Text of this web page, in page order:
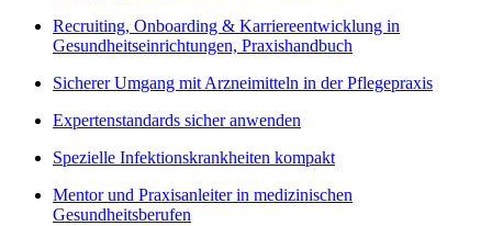
Recruiting, Onboarding & Karriereentwicklung in
Gesundheitseinrichtungen, Praxishandbuch
Sicherer Umgang mit Arzneimitteln in der Pflegepraxis
Expertenstandards sicher anwenden
Spezielle Infektionskrankheiten kompakt
Mentor und Praxisanleiter in medizinischen
Gesundheitsberufen